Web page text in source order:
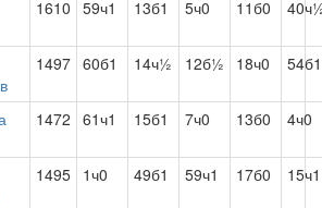
1610 59ч1 13б1 5ч0 11б0
1497 60б1 14ч½ 12б½ 18ч0 54б1
1472 61ч1 15б1 7ч0 13б0 4ч0
1495 1ч0 49б1 59ч1 17б0 15ч1